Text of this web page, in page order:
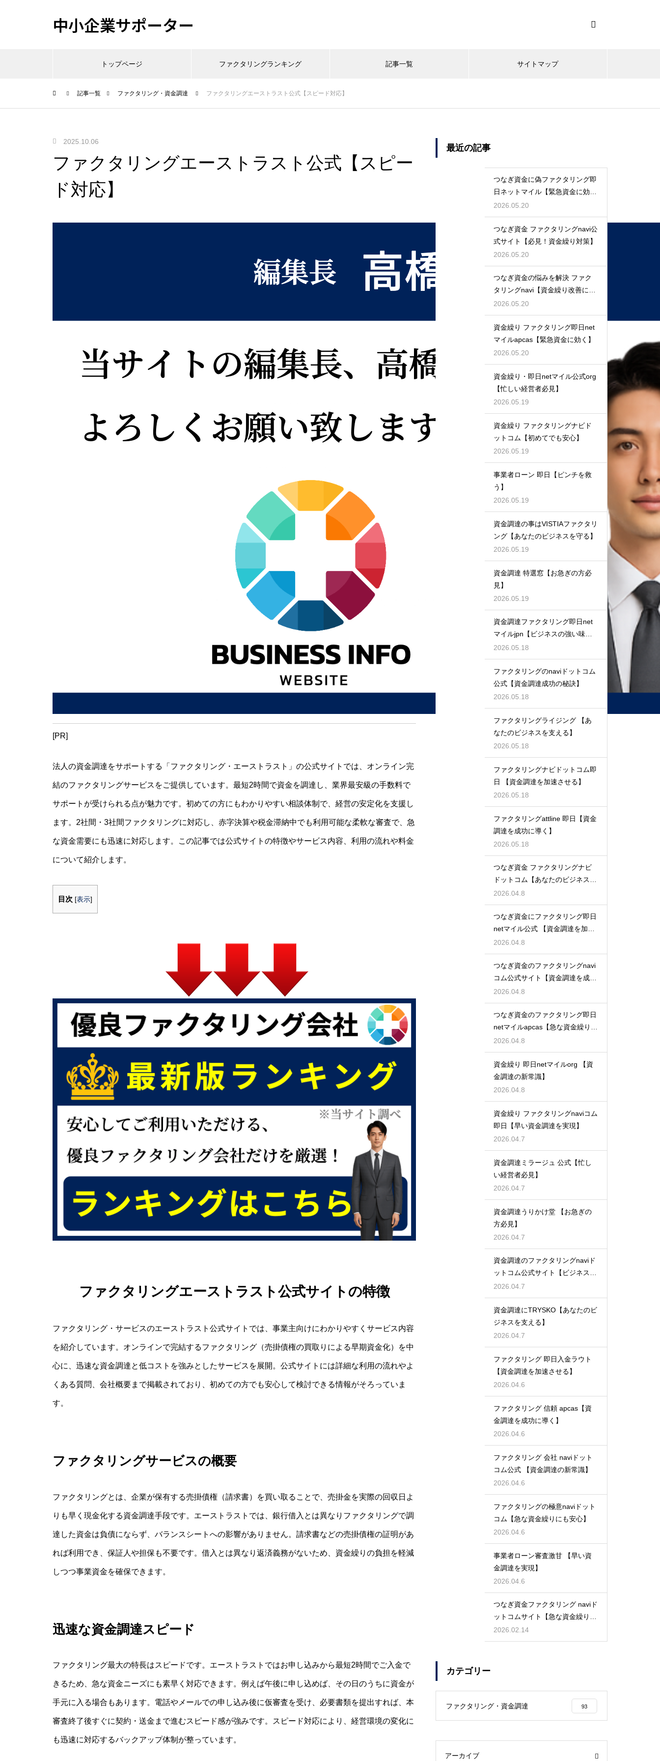
中小企業サポーター
トップページ ファクタリングランキング 記事一覧 サイトマップ
記事一覧 ファクタリング・資金調達 ファクタリングエーストラスト公式【スピード対応】
2025.10.06
ファクタリングエーストラスト公式【スピー
ド対応】
[PR]
法人の資金調達をサポートする「ファクタリング・エーストラスト」の公式サイトでは、オンライン完
結のファクタリングサービスをご提供しています。最短2時間で資金を調達し、業界最安級の手数料で
サポートが受けられる点が魅力です。初めての方にもわかりやすい相談体制で、経営の安定化を支援し
ます。2社間・3社間ファクタリングに対応し、赤字決算や税金滞納中でも利用可能な柔軟な審査で、急
な資金需要にも迅速に対応します。この記事では公式サイトの特徴やサービス内容、利用の流れや料金
について紹介します。
目次 [表示]
ファクタリングエーストラスト公式サイトの特徴
ファクタリング・サービスのエーストラスト公式サイトでは、事業主向けにわかりやすくサービス内容
を紹介しています。オンラインで完結するファクタリング（売掛債権の買取りによる早期資金化）を中
心に、迅速な資金調達と低コストを強みとしたサービスを展開。公式サイトには詳細な利用の流れやよ
くある質問、会社概要まで掲載されており、初めての方でも安心して検討できる情報がそろっていま
す。
ファクタリングサービスの概要
ファクタリングとは、企業が保有する売掛債権（請求書）を買い取ることで、売掛金を実際の回収日よ
りも早く現金化する資金調達手段です。エーストラストでは、銀行借入とは異なりファクタリングで調
達した資金は負債にならず、バランスシートへの影響がありません。請求書などの売掛債権の証明があ
れば利用でき、保証人や担保も不要です。借入とは異なり返済義務がないため、資金繰りの負担を軽減
しつつ事業資金を確保できます。
迅速な資金調達スピード
ファクタリング最大の特長はスピードです。エーストラストではお申し込みから最短2時間でご入金で
きるため、急な資金ニーズにも素早く対応できます。例えば午後に申し込めば、その日のうちに資金が
手元に入る場合もあります。電話やメールでの申し込み後に仮審査を受け、必要書類を提出すれば、本
審査終了後すぐに契約・送金まで進むスピード感が強みです。スピード対応により、経営環境の変化に
も迅速に対応するバックアップ体制が整っています。
最近の記事
つなぎ資金に偽ファクタリング即
日ネットマイル【緊急資金に効
く】
2026.05.20
つなぎ資金 ファクタリングnavi公
式サイト【必見！資金繰り対策】
2026.05.20
つなぎ資金の悩みを解決 ファク
タリングnavi【資金繰り改善に最
適】
2026.05.20
資金繰り ファクタリング即日net
マイルapcas【緊急資金に効く】
2026.05.20
資金繰り・即日netマイル公式org
【忙しい経営者必見】
2026.05.19
資金繰り ファクタリングナビド
ットコム【初めてでも安心】
2026.05.19
事業者ローン 即日【ピンチを救
う】
2026.05.19
資金調達の事はVISTIAファクタリ
ング【あなたのビジネスを守る】
2026.05.19
資金調達 特選窓【お急ぎの方必
見】
2026.05.19
資金調達ファクタリング即日net
マイルjpn【ビジネスの強い味
方】
2026.05.18
ファクタリングのnaviドットコム
公式【資金調達成功の秘訣】
2026.05.18
ファクタリングライジング 【あ
なたのビジネスを支える】
2026.05.18
ファクタリングナビドットコム即
日 【資金調達を加速させる】
2026.05.18
ファクタリングattline 即日【資金
調達を成功に導く】
2026.05.18
つなぎ資金 ファクタリングナビ
ドットコム【あなたのビジネスを
支える】
2026.04.8
つなぎ資金にファクタリング即日
netマイル公式 【資金調達を加速
させる】
2026.04.8
つなぎ資金のファクタリングnavi
コム公式サイト【資金調達を成功
に導く】
2026.04.8
つなぎ資金のファクタリング即日
netマイルapcas【急な資金繰りに
も安心】
2026.04.8
資金繰り 即日netマイルorg 【資
金調達の新常識】
2026.04.8
資金繰り ファクタリングnaviコム
即日【早い資金調達を実現】
2026.04.7
資金調達ミラージュ 公式【忙し
い経営者必見】
2026.04.7
資金調達うりかけ堂 【お急ぎの
方必見】
2026.04.7
資金調達のファクタリングnaviド
ットコム公式サイト【ビジネスの
強い味方】
2026.04.7
資金調達にTRYSKO【あなたのビ
ジネスを支える】
2026.04.7
ファクタリング 即日入金ラウト
【資金調達を加速させる】
2026.04.6
ファクタリング 信頼 apcas【資
金調達を成功に導く】
2026.04.6
ファクタリング 会社 naviドット
コム公式 【資金調達の新常識】
2026.04.6
ファクタリングの極意naviドット
コム【急な資金繰りにも安心】
2026.04.6
事業者ローン審査激甘 【早い資
金調達を実現】
2026.04.6
つなぎ資金ファクタリング naviド
ットコムサイト【急な資金繰りに
も安心】
2026.02.14
カテゴリー
ファクタリング・資金調達 93
アーカイブ